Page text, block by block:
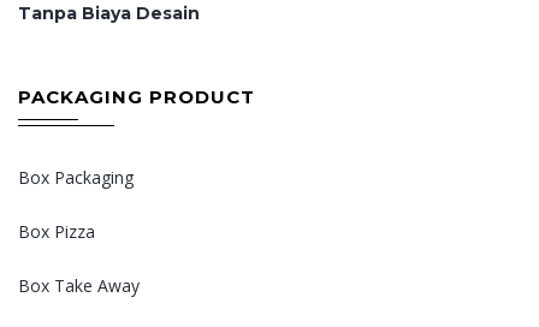
Tanpa Biaya Desain
PACKAGING PRODUCT
Box Packaging
Box Pizza
Box Take Away